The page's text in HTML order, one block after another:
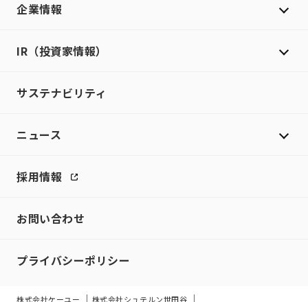
企業情報
IR（投資家情報）
サステナビリティ
ニュース
採用情報
お問い合わせ
プライバシーポリシー
株式会社ケーユー 株式会社シュテルン世田谷